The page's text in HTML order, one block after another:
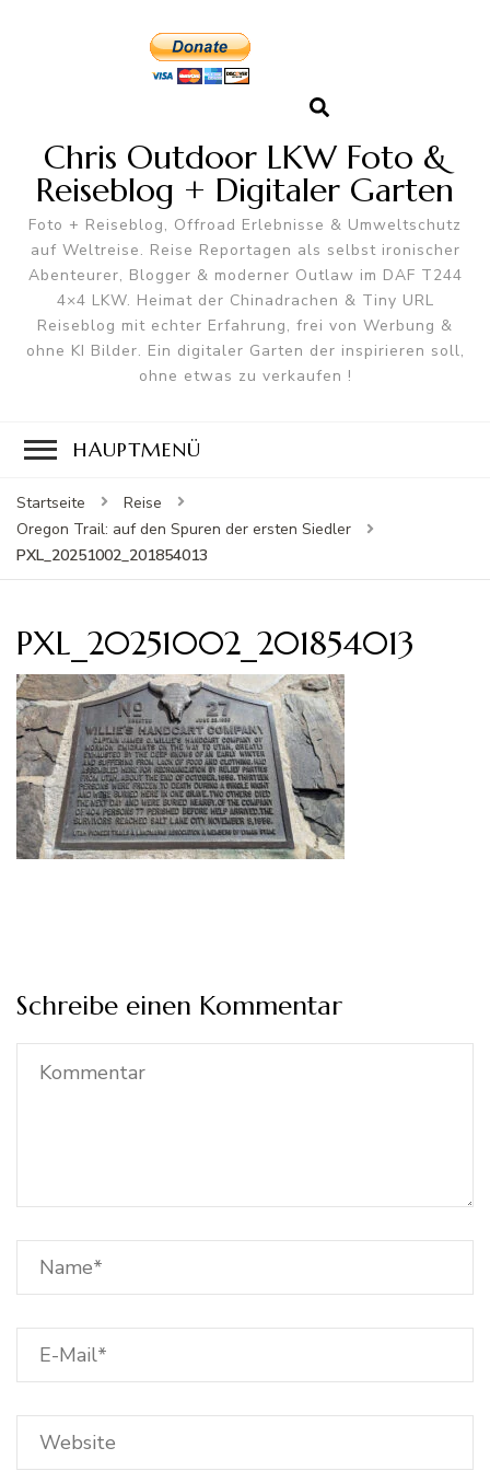
Chris Outdoor LKW Foto &
Reiseblog + Digitaler Garten
Foto + Reiseblog, Offroad Erlebnisse & Umweltschutz
auf Weltreise. Reise Reportagen als selbst ironischer
Abenteurer, Blogger & moderner Outlaw im DAF T244
4×4 LKW. Heimat der Chinadrachen & Tiny URL
Reiseblog mit echter Erfahrung, frei von Werbung &
ohne KI Bilder. Ein digitaler Garten der inspirieren soll,
ohne etwas zu verkaufen !
HAUPTMENÜ
Startseite
Reise
Oregon Trail: auf den Spuren der ersten Siedler
PXL_20251002_201854013
PXL_20251002_201854013
Schreibe einen Kommentar